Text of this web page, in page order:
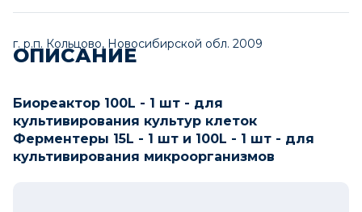
г. р.п. Кольцово, Новосибирской обл. 2009
ОПИСАНИЕ
Биореактор 100L - 1 шт - для
культивирования культур клеток
Ферментеры 15L - 1 шт и 100L - 1 шт - для
культивирования микроорганизмов